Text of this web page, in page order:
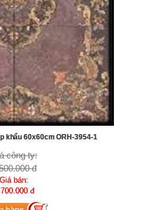
khẩu 60x60cm ORH-3954-1
công ty:
đ
Giá bán:
đ